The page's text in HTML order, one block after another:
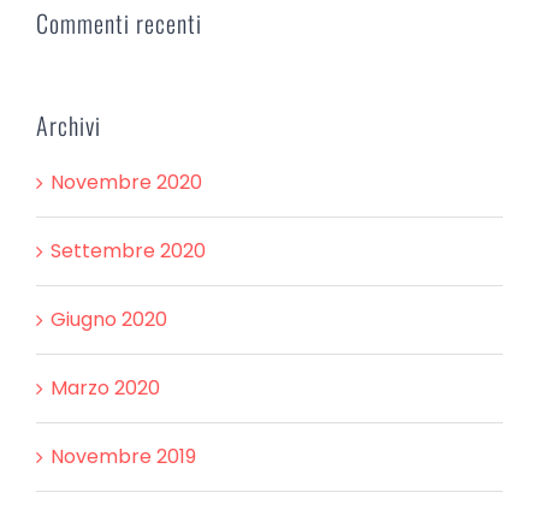
Commenti recenti
Archivi
Novembre 2020
Settembre 2020
Giugno 2020
Marzo 2020
Novembre 2019